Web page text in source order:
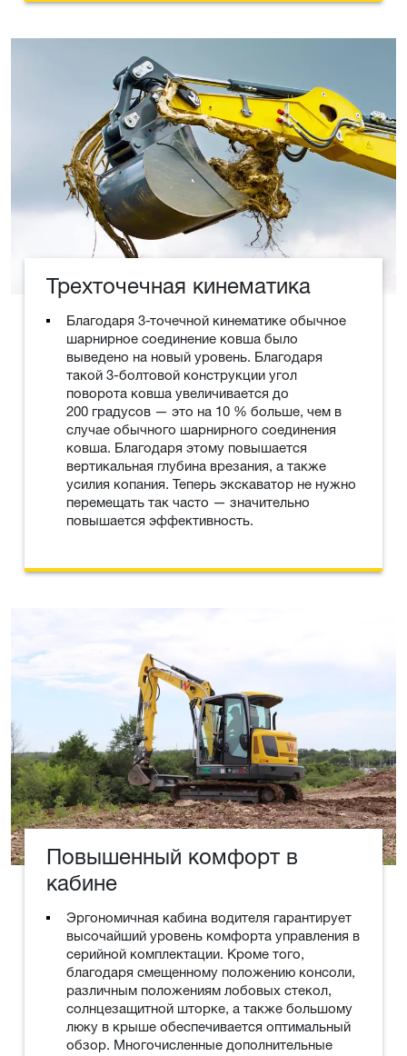
Трехточечная кинематика
Благодаря 3-точечной кинематике обычное
шарнирное соединение ковша было
выведено на новый уровень. Благодаря
такой 3-болтовой конструкции угол
поворота ковша увеличивается до
200 градусов — это на 10 % больше, чем в
случае обычного шарнирного соединения
ковша. Благодаря этому повышается
вертикальная глубина врезания, а также
усилия копания. Теперь экскаватор не нужно
перемещать так часто — значительно
повышается эффективность.
Повышенный комфорт в
кабине
Эргономичная кабина водителя гарантирует
высочайший уровень комфорта управления в
серийной комплектации. Кроме того,
благодаря смещенному положению консоли,
различным положениям лобовых стекол,
солнцезащитной шторке, а также большому
люку в крыше обеспечивается оптимальный
обзор. Многочисленные дополнительные